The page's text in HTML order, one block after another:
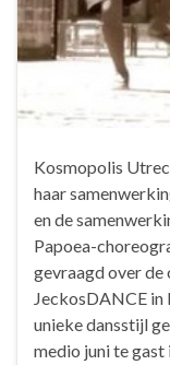
Kosmopolis
haar
en de
Papoea-
gevraagd over de
JeckosDANCE
unieke dansstijl
medio juni te